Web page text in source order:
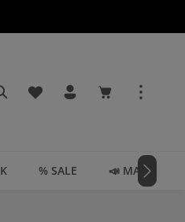
Du hast 0 Produkte auf
Warenkorb
% SALE 📣 MAGAZIN